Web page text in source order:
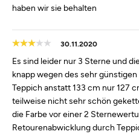
haben wir sie behalten
30.11.2020
Es sind leider nur 3 Sterne und
knapp wegen des sehr
Teppich anstatt 133 cm nur 127
teilweise nicht sehr schön
die Farbe vor einer 2
Retourenabwicklung durch